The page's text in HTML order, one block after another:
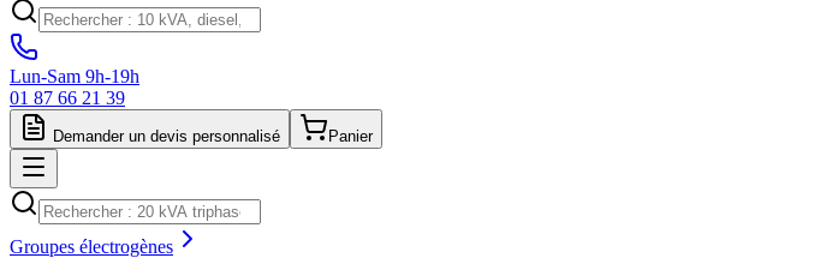
Lun-Sam 9h-19h
01 87 66 21 39
Demander un devis personnalisé Panier
Groupes électrogènes